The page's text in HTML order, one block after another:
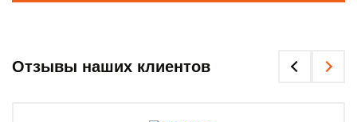
Отзывы наших клиентов